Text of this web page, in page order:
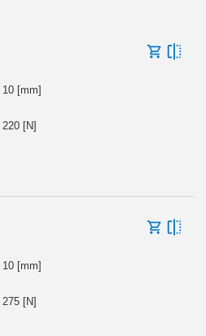
10 [mm]
220 [N]
10 [mm]
275 [N]